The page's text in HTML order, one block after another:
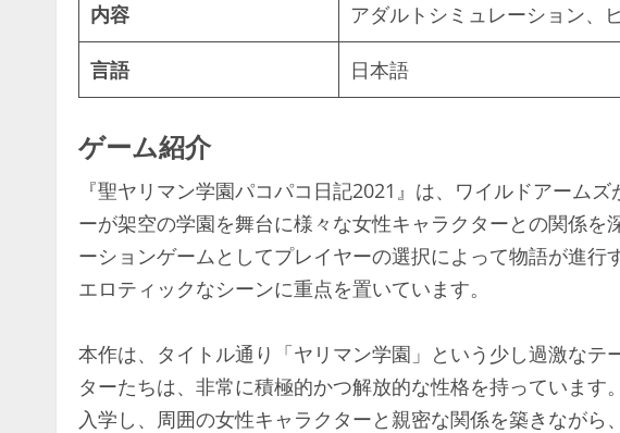
内容 アダルトシミュレーション、
言語 日本語
ゲーム紹介
『聖ヤリマン学園パコパコ日記2021』は、ワイルドアーム
ーが架空の学園を舞台に様々な女性キャラクターとの関係を
ーションゲームとしてプレイヤーの選択によって物語が進行
エロティックなシーンに重点を置いています。
本作は、タイトル通り「ヤリマン学園」という少し過激なテ
ターたちは、非常に積極的かつ解放的な性格を持っています
入学し、周囲の女性キャラクターと親密な関係を築きながら